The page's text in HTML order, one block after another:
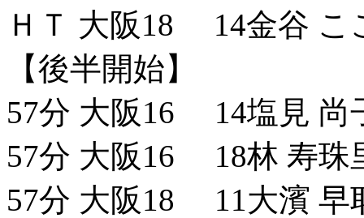
ＨＴ 大阪18 14金谷 こ
【後半開始】
57分 大阪16 14塩見 尚
57分 大阪16 18林 寿珠
57分 大阪18 11大濱 早